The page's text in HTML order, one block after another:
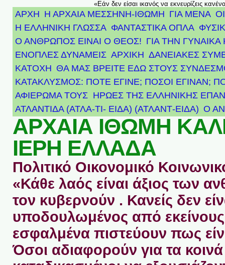
«Εάν δεν είσαι ικανός να εκνευρίζεις
ΑΡΧΗ Η ΑΡΧΑΙΑ ΜΕΣΣΗΝΗ-ΙΘΩΜΗ ΓΙΑ ΜΕΝΑ
Η ΕΛΛΗΝΙΚΗ ΓΛΩΣΣΑ ΦΑΝΤΑΣΤΙΚΑ ΟΠΛΑ
Ο ΑΝΘΡΩΠΟΣ ΕΙΝΑΙ Ο ΘΕΟΣ! ΓΙΑ ΤΗΝ ΓΥΝΑΙΚΑ
ΕΝΟΠΛΕΣ ΔΥΝΑΜΕΙΣ ΑΡΧΙΚΉ ΔΑΝΕΙΑΚΕΣ
ΚΑΤΟΧΗ ΘΑ ΜΑΣ ΒΡΕΙΤΕ ΕΔΩ ΣΤΟΥΣ
ΚΑΤΑΚΛΥΣΜΟΣ: ΠΟΤΕ ΕΓΙΝΕ; ΠΟΣΟΙ ΕΓΙΝΑΝ;
ΑΦΙΈΡΩΜΑ ΤΟΥΣ ΉΡΩΕΣ ΤΗΣ ΕΛΛΗΝΙΚΉΣ
ΑΤΛΑΝΤΊΔΑ (ΑΤΛΑ-ΤΙ- ΕΙΔΑ) (ΑΤΛΑΝΤ-ΕΙΔΑ) Ο
ΑΡΧΑΙΑ ΙΘΩΜΗ
ΙΕΡΗ ΕΛΛΑΔΑ
Πολιτικό Οικονομικό
«Κάθε λαός είναι άξιος των
τον κυβερνούν . Κανείς δεν
υποδουλωμένος από
εσφαλμένα πιστεύουν πως
Όσοι αδιαφορούν για τα κοινά